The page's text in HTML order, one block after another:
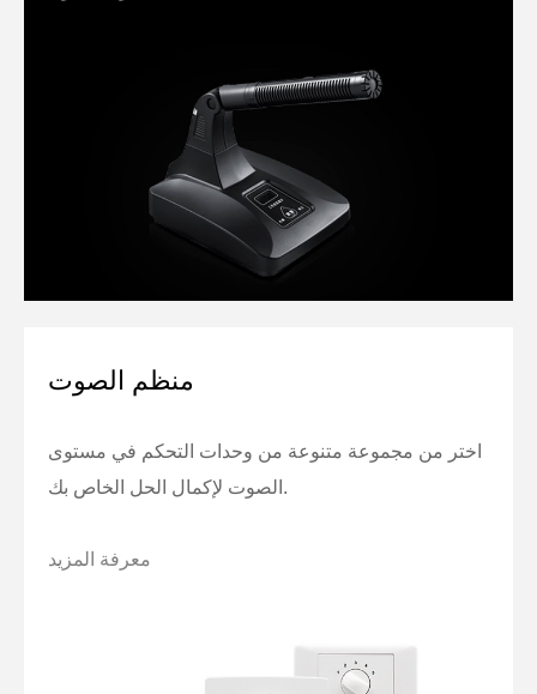
منظم الصوت
اختر من مجموعة متنوعة من وحدات التحكم في مستوى
الصوت لإكمال الحل الخاص بك.
معرفة المزيد